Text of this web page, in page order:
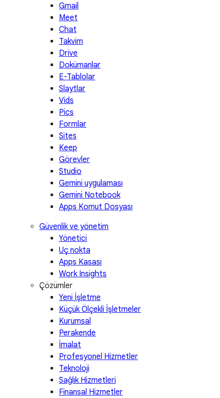
Gmail
Meet
Chat
Takvim
Drive
Dokümanlar
E-Tablolar
Slaytlar
Vids
Pics
Formlar
Sites
Keep
Görevler
Studio
Gemini uygulaması
Gemini Notebook
Apps Komut Dosyası
Güvenlik ve yönetim
Yönetici
Uç nokta
Apps Kasası
Work Insights
Çözümler
Yeni İşletme
Küçük Ölçekli İşletmeler
Kurumsal
Perakende
İmalat
Profesyonel Hizmetler
Teknoloji
Sağlık Hizmetleri
Finansal Hizmetler